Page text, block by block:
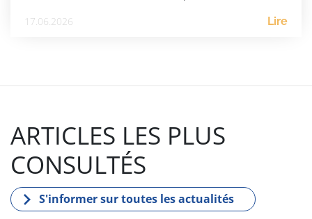
17.06.2026 Lire
ARTICLES LES PLUS
CONSULTÉS
S'informer sur toutes les actualités